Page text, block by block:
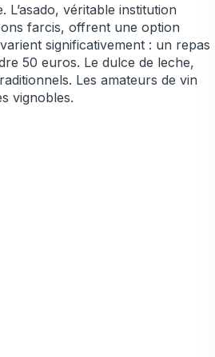
véritable institution
farcis, offrent une option
significativement : un repas
50 euros. Le dulce de leche,
Les amateurs de vin
vignobles.